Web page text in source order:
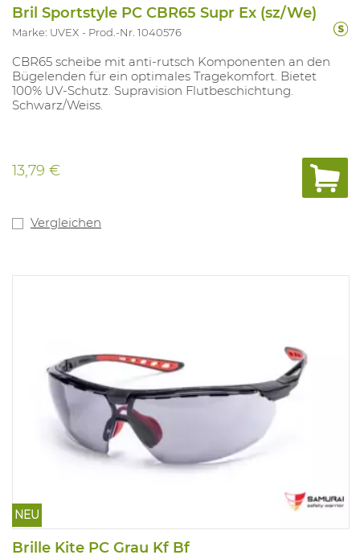
Bril Sportstyle PC CBR65 Supr Ex (sz/We)
Marke: UVEX Prod.-Nr. 1040576
CBR65 scheibe mit anti-rutsch Komponenten an den
Bügelenden für ein optimales Tragekomfort. Bietet
100% UV-Schutz. Supravision Flutbeschichtung.
Schwarz/Weiss.
13,79 €
Vergleichen
NEU
Brille Kite PC Grau Kf Bf